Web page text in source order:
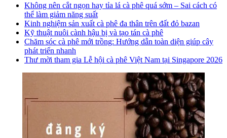
Không nên cắt ngọn hay tỉa lá cà phê quá sớm – Sai cách có
thể làm giảm năng suất
Kinh nghiệm sản xuất cà phê đa thân trên đất đỏ bazan
Kỹ thuật nuôi cành hậu bị và tạo tán cà phê
Chăm sóc cà phê mới trồng: Hướng dẫn toàn diện giúp cây
phát triển nhanh
Thư mời tham gia Lễ hội cà phê Việt Nam tại Singapore 2026